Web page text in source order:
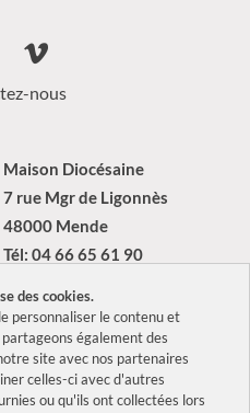
nous
Maison Diocésaine
7 rue Mgr de Ligonnès
48000 Mende
Tél: 04 66 65 61 90
de Mende –Mentions légales
des cookies.
personnaliser le contenu et
également des
site avec nos partenaires
celles-ci avec d'autres
ou qu'ils ont collectées lors